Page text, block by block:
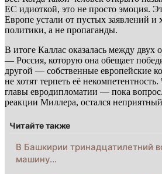
ЕС идиоткой, это не просто эмоция.
Европе устали от пустых заявлений и
политики, а не пропаганды.
В итоге Каллас оказалась между двух
— Россия, которую она обещает
другой — собственные европейские
не хотят терпеть её
главы евродипломатии — пока
реакции Миллера, остался
Читайте также
В Башкирии тринадцатилетний
машину…